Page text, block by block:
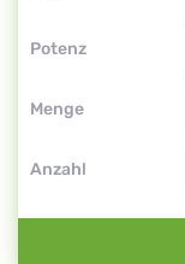
Potenz
Menge
Anzahl